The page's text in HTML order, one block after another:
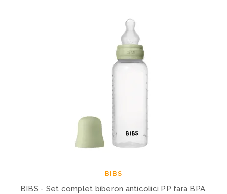
BIBS
BIBS - Set complet biberon anticolici PP fara BPA,